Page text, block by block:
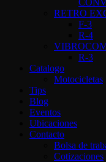
RETRO
F-3
R-4
R-3
Catalogo
Motocicletas
Tips
Blog
Eventos
Ubicaciones
Contacto
Bolsa de
Cotizaciones